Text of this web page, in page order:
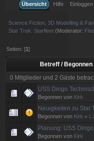
Übersicht
Hilfe Einloggen
Science Fiction, 3D Modelling &
Star Trek: Starfleet (Moderator:
Seiten: [1]
Betreff / Begonnen
0 Mitglieder und 2 Gäste
USS Dingo
Begonnen von Kirk
Neuigkeiten zu Star
Begonnen von Kirk « 1
Planung: USS Dingo
Begonnen von Kirk